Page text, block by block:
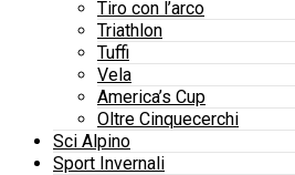
Tiro con l’arco
Triathlon
Tuffi
Vela
America’s Cup
Oltre Cinquecerchi
Sci Alpino
Sport Invernali